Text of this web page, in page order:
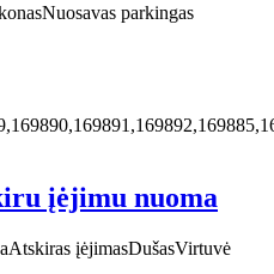
Nuosavas parkingas
įėjimu nuoma
Atskiras įėjimasDušasVirtuvė